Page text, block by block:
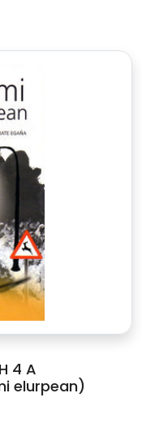
4 A
elurpean)